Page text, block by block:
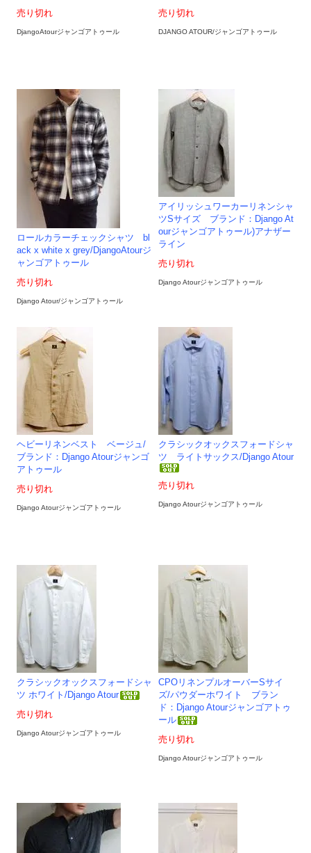
売り切れ
DjangoAtourジャンゴアトゥール
売り切れ
DJANGO ATOUR/ジャンゴアトゥール
ロールカラーチェックシャツ bl
ack x white x grey/DjangoAtourジ
ャンゴアトゥール
売り切れ
Django Atour/ジャンゴアトゥール
アイリッシュワーカーリネンシャ
ツSサイズ ブランド：Django At
ourジャンゴアトゥール)アナザー
ライン
売り切れ
Django Atourジャンゴアトゥール
ヘビーリネンベスト ベージュ/
ブランド：Django Atourジャンゴ
アトゥール
売り切れ
Django Atourジャンゴアトゥール
クラシックオックスフォードシャ
ツ ライトサックス/Django Atour
売り切れ
Django Atourジャンゴアトゥール
クラシックオックスフォードシャ
ツ ホワイト/Django Atour
売り切れ
Django Atourジャンゴアトゥール
CPOリネンプルオーバーSサイ
ズ/パウダーホワイト ブラン
ド：Django Atourジャンゴアトゥ
ール
売り切れ
Django Atourジャンゴアトゥール